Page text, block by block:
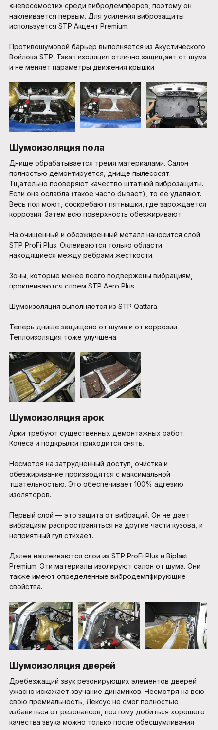
«невесомости» среди вибродемпферов, поэтому он
наклеивается первым. Для усиления виброзащиты
используется STP Акцент Premium.
Противошумовой барьер выполняется из Акустического
Войлока STP. Такая изоляция отлично защищает от шума
и не меняет параметры движения крышки.
Шумоизоляция пола
Днище обрабатывается тремя материалами. Салон
полностью демонтируется, днище пылесосят.
Тщательно проверяют качество штатной виброзащиты.
Если она ослабла (такое часто бывает), то ее удаляют.
Весь пол моют, соскребают пятнышки, где зарождается
коррозия. Затем всю поверхность обезжиривают.
На очищенный и обезжиренный металл наносится слой
STP ProFi Plus. Оклеиваются только области,
находящиеся между ребрами жесткости.
Зоны, которые менее всего подвержены вибрациям,
проклеиваются слоем STP Aero Plus.
Шумоизоляция выполняется из STP Qattara.
Теперь днище защищено от шума и от коррозии.
Теплоизоляция тоже улучшена.
Шумоизоляция арок
Арки требуют существенных демонтажных работ.
Колеса и подкрылки приходится снять.
Несмотря на затрудненный доступ, очистка и
обезжиривание производятся с максимальной
тщательностью. Это обеспечивает 100% адгезию
изоляторов.
Первый слой — это защита от вибраций. Он не дает
вибрациям распространяться на другие части кузова, и
неприятный гул стихает.
Далее наклеиваются слои из STP ProFi Plus и Biplast
Premium. Эти материалы изолируют салон от шума. Они
также имеют определенные вибродемпфирующие
свойства.
Шумоизоляция дверей
Дребезжащий звук резонирующих элементов дверей
ужасно искажает звучание динамиков. Несмотря на всю
свою премиальность, Лексус не смог полностью
избавиться от резонансов, поэтому добиться хорошего
качества звука можно только после обесшумливания